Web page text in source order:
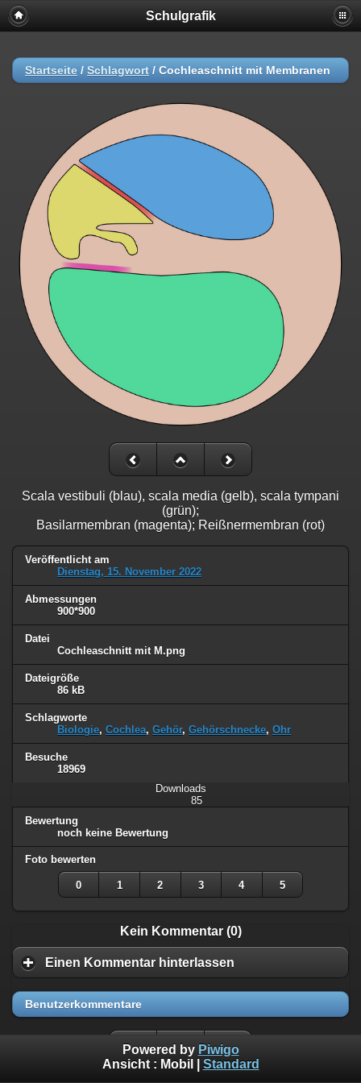
Schulgrafik
Startseite / Schlagwort / Cochleaschnitt mit Membranen
Scala vestibuli (blau), scala media (gelb), scala tympani
(grün);
Basilarmembran (magenta); Reißnermembran (rot)
Veröffentlicht am
Dienstag, 15. November 2022
Abmessungen
900*900
Datei
Cochleaschnitt mit M.png
Dateigröße
86 kB
Schlagworte
Biologie, Cochlea, Gehör, Gehörschnecke, Ohr
Besuche
18969
Downloads
85
Bewertung
noch keine Bewertung
Foto bewerten
0 1 2 3 4 5
Kein Kommentar (0)
Einen Kommentar hinterlassen
Benutzerkommentare
Powered by Piwigo
Ansicht : Mobil Standard